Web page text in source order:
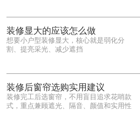
保耐用，抗风化、耐腐蚀，使用
装修显大的应该怎么做
想要小户型装修显大，核心就是弱化分
割、提亮采光、减少遮挡
装修后窗帘选购实用建议
装修完工后选窗帘，不用盲目追求花哨款
式，重点兼顾遮光、隔音、颜值和实用性